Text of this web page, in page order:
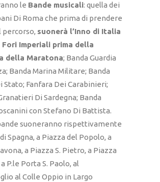
le Bande musicali: quella dei
Di Roma che prima di prendere
percorso, suonerà l’Inno di Italia
Fori Imperiali prima della
della Maratona; Banda Guardia
Banda Marina Militare; Banda
Stato; Fanfara Dei Carabinieri;
Di Sardegna; Banda
con Stefano Di Battista.
suoneranno rispettivamente
Spagna, a Piazza del Popolo, a
a Piazza S. Pietro, a Piazza
P.le Porta S. Paolo, al
al Colle Oppio in Largo